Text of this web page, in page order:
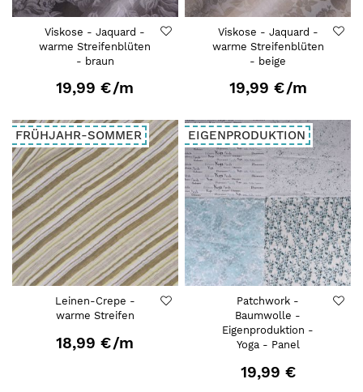
Viskose - Jaquard -
warme Streifenblüten
- braun
19,99 €/m
Viskose - Jaquard -
warme Streifenblüten
- beige
19,99 €/m
FRÜHJAHR-SOMMER
Leinen-Crepe -
warme Streifen
18,99 €/m
EIGENPRODUKTION
Patchwork -
Baumwolle -
Eigenproduktion -
Yoga - Panel
19,99 €